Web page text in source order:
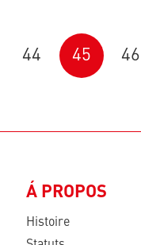
44 45 46
Á PROPOS
Histoire